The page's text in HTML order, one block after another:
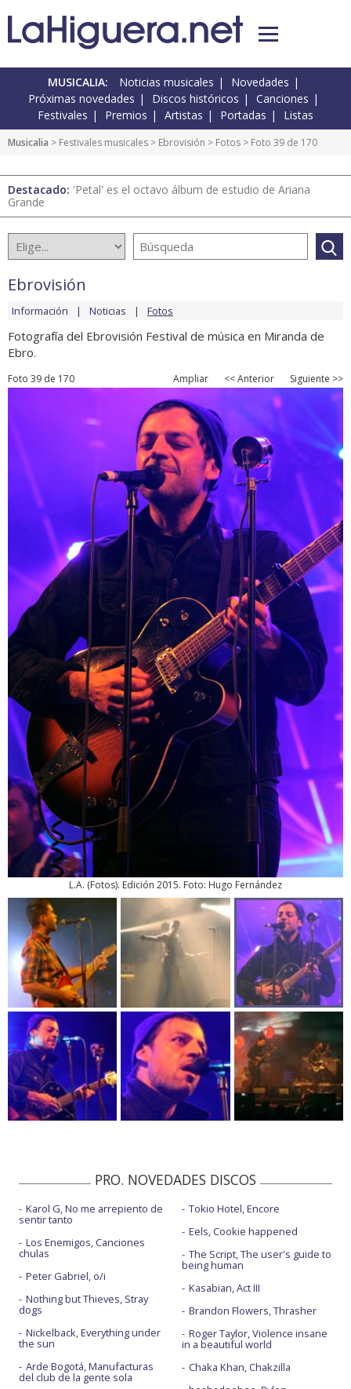
MUSICALIA: Noticias musicales
Novedades
Próximas novedades
Discos históricos
Canciones
Festivales
Premios Artistas Portadas Listas
Musicalia > Festivales musicales > Ebrovisión > Fotos > Foto 39 de 170
Destacado: 'Petal' es el octavo álbum de estudio de Ariana
Grande
Ebrovisión
Información Noticias Fotos
Fotografía del Ebrovisión Festival de música en Miranda de
Ebro.
Foto 39 de 170 Ampliar << Anterior Siguiente >>
L.A. (Fotos). Edición 2015. Foto: Hugo Fernández
PRO. NOVEDADES DISCOS
Karol G, No me arrepiento de
sentir tanto
Los Enemigos, Canciones
chulas
Peter Gabriel, o/i
Nothing but Thieves, Stray
dogs
Nickelback, Everything under
the sun
Arde Bogotá, Manufacturas
del club de la gente sola
Tokio Hotel, Encore
Eels, Cookie happened
The Script, The user's guide to
being human
Kasabian, Act III
Brandon Flowers, Thrasher
Roger Taylor, Violence insane
in a beautiful world
Chaka Khan, Chakzilla